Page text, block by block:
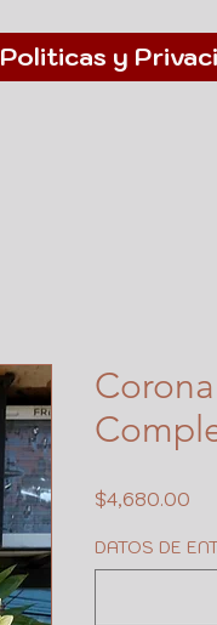
Politicas y
$4,680.00
DATOS DE